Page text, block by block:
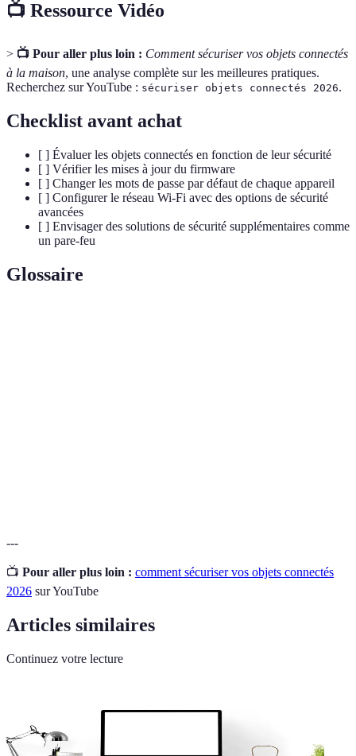
📺 Ressource Vidéo
> 📺 Pour aller plus loin : Comment sécuriser vos objets connectés
à la maison, une analyse complète sur les meilleures pratiques.
Recherchez sur YouTube : sécuriser objets connectés 2026.
Checklist avant achat
[ ] Évaluer les objets connectés en fonction de leur sécurité
[ ] Vérifier les mises à jour du firmware
[ ] Changer les mots de passe par défaut de chaque appareil
[ ] Configurer le réseau Wi-Fi avec des options de sécurité
avancées
[ ] Envisager des solutions de sécurité supplémentaires comme
un pare-feu
Glossaire
---
📺 Pour aller plus loin : comment sécuriser vos objets connectés
2026 sur YouTube
Articles similaires
Continuez votre lecture